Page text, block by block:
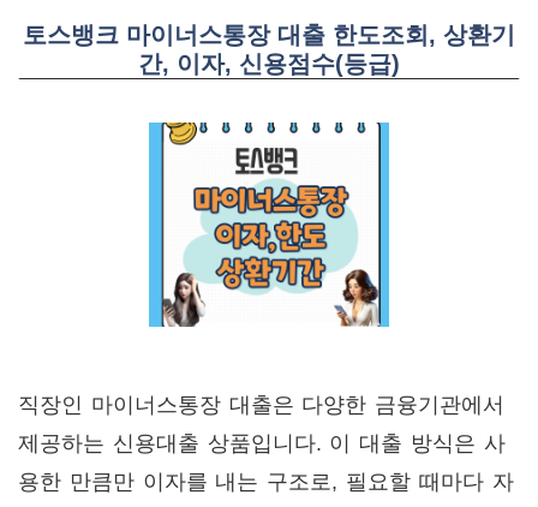
토스뱅크 마이너스통장 대출 한도조회, 상환기
간, 이자, 신용점수(등급)
직장인 마이너스통장 대출은 다양한 금융기관에서
제공하는 신용대출 상품입니다. 이 대출 방식은 사
용한 만큼만 이자를 내는 구조로, 필요할 때마다 자